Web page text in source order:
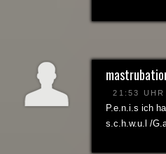
21:53 UHR
P.e.n.i.s ich
s.c.h.w.u.l /